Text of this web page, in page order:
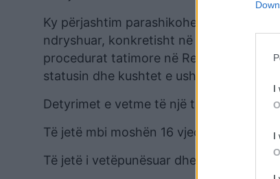
I
I
Ky përjashtim parashikohet në ligjin nr.
ndryshuar, konkretisht në nenin 5, pika
procedurat tatimore në Republikën e
statusin dhe kushtet e ushtrimit të
Detyrimet e vetme të një tregtari
Të jetë mbi moshën 16 vjeç;
Të jetë i vetëpunësuar dhe të mos